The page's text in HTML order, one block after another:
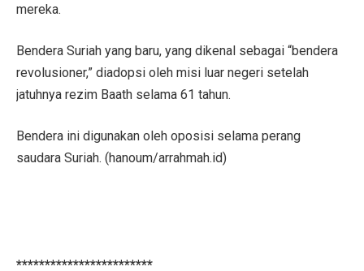
mereka.
Bendera Suriah yang baru, yang dikenal sebagai “bendera
revolusioner,” diadopsi oleh misi luar negeri setelah
jatuhnya rezim Baath selama 61 tahun.
Bendera ini digunakan oleh oposisi selama perang
saudara Suriah. (hanoum/arrahmah.id)
************************